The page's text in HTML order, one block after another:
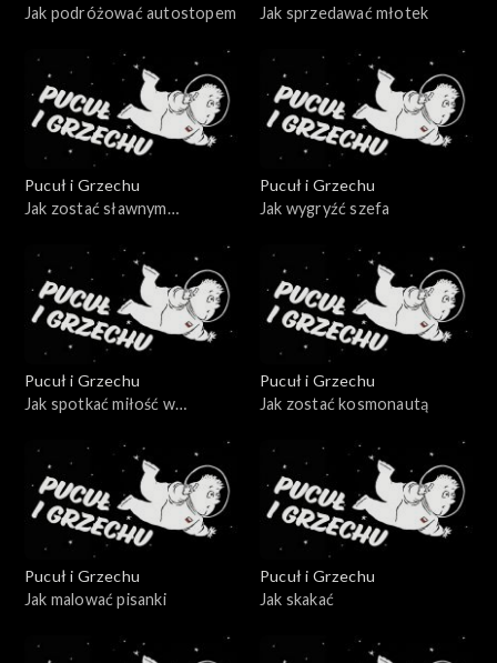
Jak podróżować autostopem
Jak sprzedawać młotek
Pucuł i Grzechu
Jak zostać sławnym
Pucuł i Grzechu
Jak wygryźć szefa
Pucuł i Grzechu
Jak spotkać miłość w
Pucuł i Grzechu
Jak zostać kosmonautą
Pucuł i Grzechu
Jak malować pisanki
Pucuł i Grzechu
Jak skakać